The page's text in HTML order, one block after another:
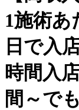
1施術あ
日で入
時間入
間～で